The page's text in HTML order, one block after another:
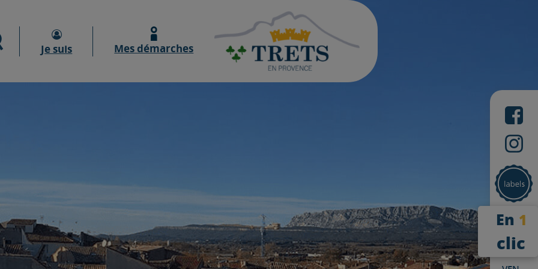
Moteur de recherche
Je suis Mes démarches
En 1
clic